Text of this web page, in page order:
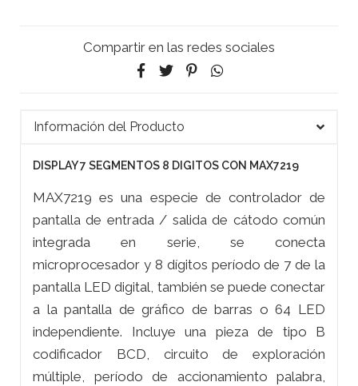
Compartir en las redes sociales
Información del Producto
DISPLAY 7 SEGMENTOS 8 DIGITOS CON MAX7219
MAX7219 es una especie de controlador de
pantalla de entrada / salida de cátodo común
integrada en serie, se conecta
microprocesador y 8 dígitos período de 7 de la
pantalla LED digital, también se puede conectar
a la pantalla de gráfico de barras o 64 LED
independiente. Incluye una pieza de tipo B
codificador BCD, circuito de exploración
múltiple, período de accionamiento palabra,